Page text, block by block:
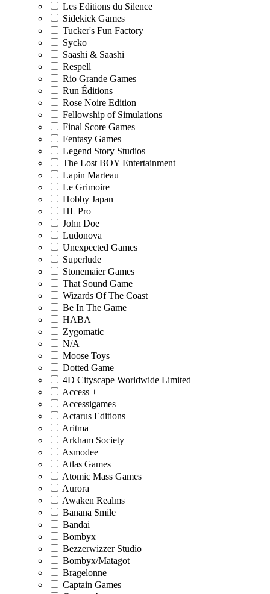
Les Editions du Silence
Sidekick Games
Tucker's Fun Factory
Sycko
Saashi & Saashi
Respell
Rio Grande Games
Run Éditions
Rose Noire Edition
Fellowship of Simulations
Final Score Games
Fentasy Games
Legend Story Studios
The Lost BOY Entertainment
Lapin Marteau
Le Grimoire
Hobby Japan
HL Pro
John Doe
Ludonova
Unexpected Games
Superlude
Stonemaier Games
That Sound Game
Wizards Of The Coast
Be In The Game
HABA
Zygomatic
N/A
Moose Toys
Dotted Game
4D Cityscape Worldwide Limited
Access +
Accessigames
Actarus Editions
Aritma
Arkham Society
Asmodee
Atlas Games
Atomic Mass Games
Aurora
Awaken Realms
Banana Smile
Bandai
Bombyx
Bezzerwizzer Studio
Bombyx/Matagot
Bragelonne
Captain Games